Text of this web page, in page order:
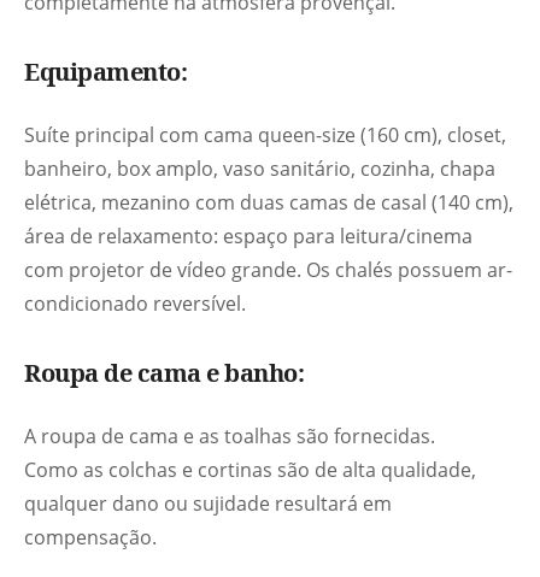
Equipamento:
Suíte principal com cama queen-size (160 cm), closet,
banheiro, box amplo, vaso sanitário, cozinha, chapa
elétrica, mezanino com duas camas de casal (140 cm),
área de relaxamento: espaço para leitura/cinema
com projetor de vídeo grande. Os chalés possuem ar-
condicionado reversível.
Roupa de cama e banho:
A roupa de cama e as toalhas são fornecidas.
Como as colchas e cortinas são de alta qualidade,
qualquer dano ou sujidade resultará em
compensação.